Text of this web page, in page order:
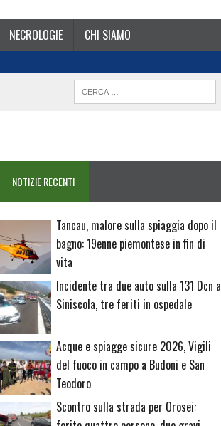
NECROLOGIE CHI SIAMO
NOTIZIE RECENTI
Tancau, malore sulla spiaggia dopo il
bagno: 19enne piemontese in fin di
vita
Incidente tra due auto sulla 131 Dcn a
Siniscola, tre feriti in ospedale
Acque e spiagge sicure 2026, Vigili
del fuoco in campo a Budoni e San
Teodoro
Scontro sulla strada per Orosei: